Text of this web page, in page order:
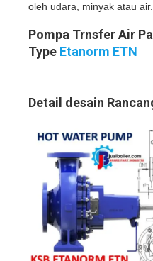
oleh udara, minyak atau air.
Pompa Trnsfer Air
Type Etanorm ETN
Detail desain